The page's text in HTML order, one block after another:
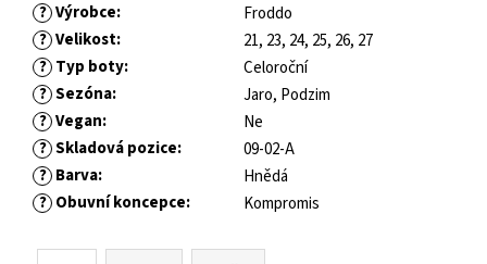
? Výrobce:
Froddo
? Velikost:
21, 23, 24, 25, 26, 27
? Typ boty:
Celoroční
? Sezóna:
Jaro, Podzim
? Vegan:
Ne
? Skladová pozice:
09-02-A
? Barva:
Hnědá
? Obuvní koncepce: Kompromis
55
Kč